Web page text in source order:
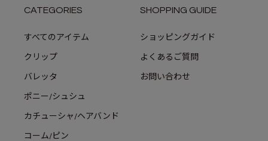
CATEGORIES
すべてのアイテム
クリップ
バレッタ
ポニー/シュシュ
カチューシャ/ヘアバンド
コーム/ピン
SHOPPING GUIDE
ショッピングガイド
よくあるご質問
お問い合わせ